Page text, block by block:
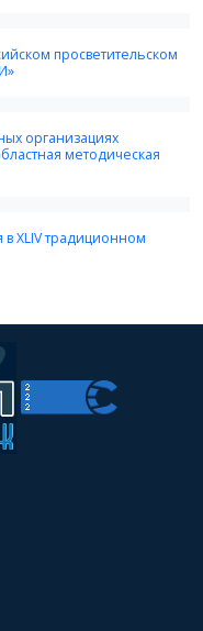
просветительском
организациях
методическая
XLIV традиционном